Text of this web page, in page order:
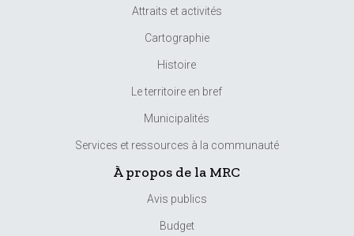
Attraits et activités
Cartographie
Histoire
Le territoire en bref
Municipalités
Services et ressources à la communauté
À propos de la MRC
Avis publics
Budget